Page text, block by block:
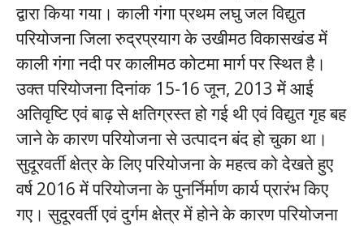
द्वारा किया गया। काली गंगा प्रथम लघु जल विद्युत
परियोजना जिला रुद्रप्रयाग के उखीमठ विकासखंड में
काली गंगा नदी पर कालीमठ कोटमा मार्ग पर स्थित है।
उक्त परियोजना दिनांक 15-16 जून, 2013 में आई
अतिवृष्टि एवं बाढ़ से क्षतिग्रस्त हो गई थी एवं विद्युत गृह बह
जाने के कारण परियोजना से उत्पादन बंद हो चुका था।
सुदूरवर्ती क्षेत्र के लिए परियोजना के महत्व को देखते हुए
वर्ष 2016 में परियोजना के पुनर्निर्माण कार्य प्रारंभ किए
गए। सुदूरवर्ती एवं दुर्गम क्षेत्र में होने के कारण परियोजना